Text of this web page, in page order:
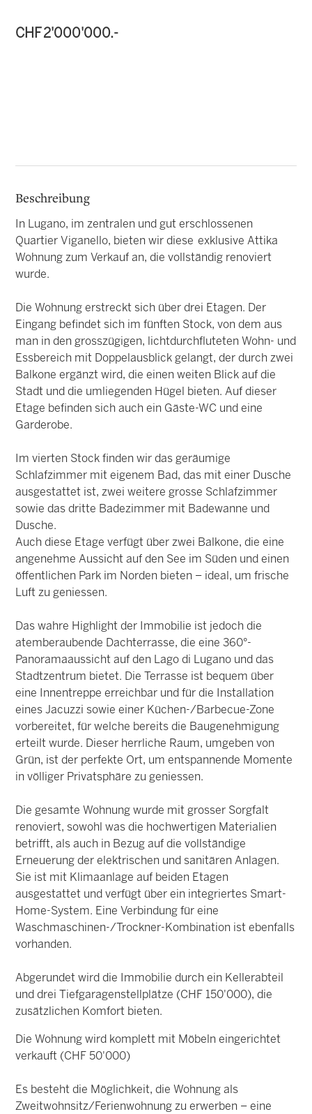
CHF 2'000'000.-
Beschreibung
In Lugano, im zentralen und gut erschlossenen
Quartier Viganello, bieten wir diese exklusive Attika
Wohnung zum Verkauf an, die vollständig renoviert
wurde.
Die Wohnung erstreckt sich über drei Etagen. Der
Eingang befindet sich im fünften Stock, von dem aus
man in den grosszügigen, lichtdurchfluteten Wohn- und
Essbereich mit Doppelausblick gelangt, der durch zwei
Balkone ergänzt wird, die einen weiten Blick auf die
Stadt und die umliegenden Hügel bieten. Auf dieser
Etage befinden sich auch ein Gäste-WC und eine
Garderobe.
Im vierten Stock finden wir das geräumige
Schlafzimmer mit eigenem Bad, das mit einer Dusche
ausgestattet ist, zwei weitere grosse Schlafzimmer
sowie das dritte Badezimmer mit Badewanne und
Dusche.
Auch diese Etage verfügt über zwei Balkone, die eine
angenehme Aussicht auf den See im Süden und einen
öffentlichen Park im Norden bieten – ideal, um frische
Luft zu geniessen.
Das wahre Highlight der Immobilie ist jedoch die
atemberaubende Dachterrasse, die eine 360°-
Panoramaaussicht auf den Lago di Lugano und das
Stadtzentrum bietet. Die Terrasse ist bequem über
eine Innentreppe erreichbar und für die Installation
eines Jacuzzi sowie einer Küchen-/Barbecue-Zone
vorbereitet, für welche bereits die Baugenehmigung
erteilt wurde. Dieser herrliche Raum, umgeben von
Grün, ist der perfekte Ort, um entspannende Momente
in völliger Privatsphäre zu geniessen.
Die gesamte Wohnung wurde mit grosser Sorgfalt
renoviert, sowohl was die hochwertigen Materialien
betrifft, als auch in Bezug auf die vollständige
Erneuerung der elektrischen und sanitären Anlagen.
Sie ist mit Klimaanlage auf beiden Etagen
ausgestattet und verfügt über ein integriertes Smart-
Home-System. Eine Verbindung für eine
Waschmaschinen-/Trockner-Kombination ist ebenfalls
vorhanden.
Abgerundet wird die Immobilie durch ein Kellerabteil
und drei Tiefgaragenstellplätze (CHF 150'000), die
zusätzlichen Komfort bieten.
Die Wohnung wird komplett mit Möbeln eingerichtet
verkauft (CHF 50'000)
Es besteht die Möglichkeit, die Wohnung als
Zweitwohnsitz/Ferienwohnung zu erwerben – eine